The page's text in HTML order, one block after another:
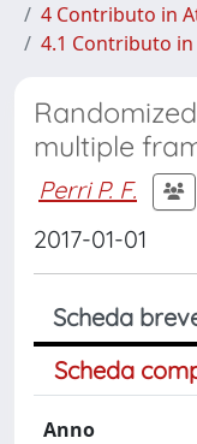
4 Contributo in
4.1 Contributo
multiple
Perri P. F.
2017-01-01
Scheda
Scheda
Anno